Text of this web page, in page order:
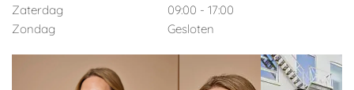
Zaterdag
09:00 - 17:00
Zondag
Gesloten